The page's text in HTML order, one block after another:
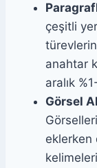
çeşitli
anahtar
aralık
Görsel
eklerken